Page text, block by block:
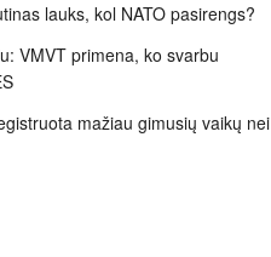
lauks, kol NATO pasirengs?
VMVT primena, ko svarbu
mažiau gimusių vaikų nei